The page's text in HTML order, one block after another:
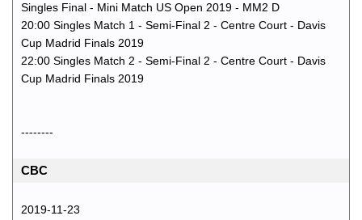
Singles Final - Mini Match US Open 2019 - MM2 D
20:00 Singles Match 1 - Semi-Final 2 - Centre Court - Davis
Cup Madrid Finals 2019
22:00 Singles Match 2 - Semi-Final 2 - Centre Court - Davis
Cup Madrid Finals 2019
--------
CBC
2019-11-23